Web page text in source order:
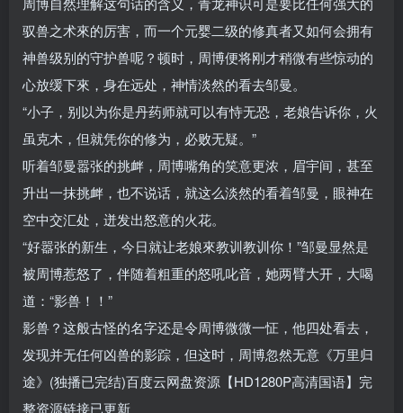
驭兽之术來的厉害，而一个元婴二级的修真者又如何会拥有
神兽级别的守护兽呢？顿时，周博便将刚才稍微有些惊动的
心放缓下來，身在远处，神情淡然的看去邹曼。
“小子，别以为你是丹药师就可以有恃无恐，老娘告诉你，火
虽克木，但就凭你的修为，必败无疑。”
听着邹曼嚣张的挑衅，周博嘴角的笑意更浓，眉宇间，甚至
升出一抹挑衅，也不说话，就这么淡然的看着邹曼，眼神在
空中交汇处，迸发出怒意的火花。
“好嚣张的新生，今日就让老娘來教训教训你！”邹曼显然是
被周博惹怒了，伴随着粗重的怒吼叱音，她两臂大开，大喝
道：“影兽！！”
影兽？这般古怪的名字还是令周博微微一怔，他四处看去，
发现并无任何凶兽的影踪，但这时，周博忽然无意《万里归
途》(独播已完结)百度云网盘资源【HD1280P高清国语】完
整资源链接已更新